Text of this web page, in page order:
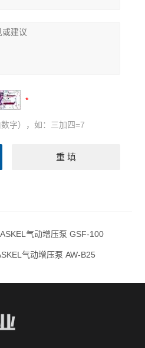
字），如：三加四=7
气动增压泵 GSF-100
气动增压泵 AW-B25